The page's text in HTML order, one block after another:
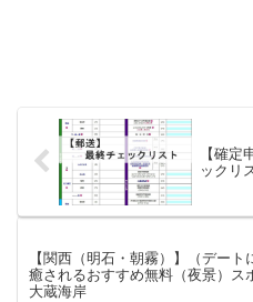
【確定
ックリ
【関西（明石・朝霧）】（デート
癒されるおすすめ無料（夜景）ス
大蔵海岸